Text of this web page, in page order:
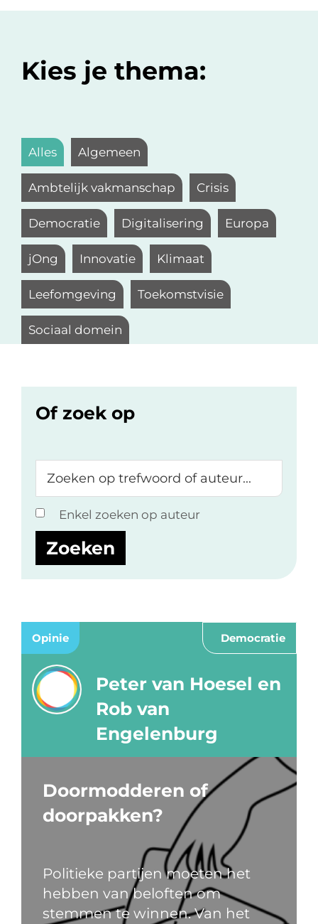
Kies je thema:
Alles Algemeen
Ambtelijk vakmanschap Crisis
Democratie Digitalisering Europa
jOng Innovatie Klimaat
Leefomgeving Toekomstvisie
Sociaal domein
Of zoek op
op
trefwoord
of
auteur...
Enkel zoeken op auteur
Opinie Democratie
Peter van Hoesel en
Rob van
Engelenburg
Doormodderen of
doorpakken?
Politieke partijen moeten het
hebben van beloften om
stemmen te winnen. Van het